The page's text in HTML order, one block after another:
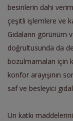
besinlerin dahi
çeşitli işlemlere ve
Gıdaların
doğrultusunda da
bozulmamaları için
konfor arayışının
saf ve besleyici
Un katkı